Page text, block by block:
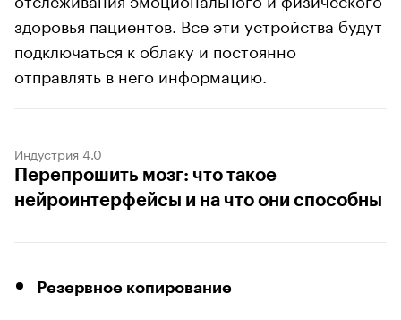
здоровья пациентов. Все эти устройства будут
подключаться к облаку и постоянно
отправлять в него информацию.
Индустрия 4.0
Перепрошить мозг: что такое
нейроинтерфейсы и на что они способны
Резервное копирование